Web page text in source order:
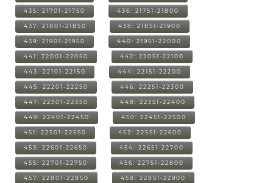
435: 21701-21750 436: 21751-21800
437: 21801-21850 438: 21851-21900
439: 21901-21950 440: 21951-22000
441: 22001-22050 442: 22051-22100
443: 22101-22150 444: 22151-22200
445: 22201-22250 446: 22251-22300
447: 22301-22350 448: 22351-22400
449: 22401-22450 450: 22451-22500
451: 22501-22550 452: 22551-22600
453: 22601-22650 454: 22651-22700
455: 22701-22750 456: 22751-22800
457: 22801-22850 458: 22851-22900